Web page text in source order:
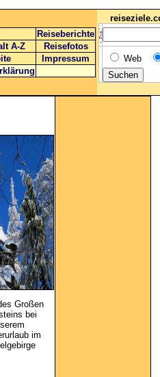
Reiseberichte
A-Z
Reisefotos
Impressum
Web
Großen
bei
im